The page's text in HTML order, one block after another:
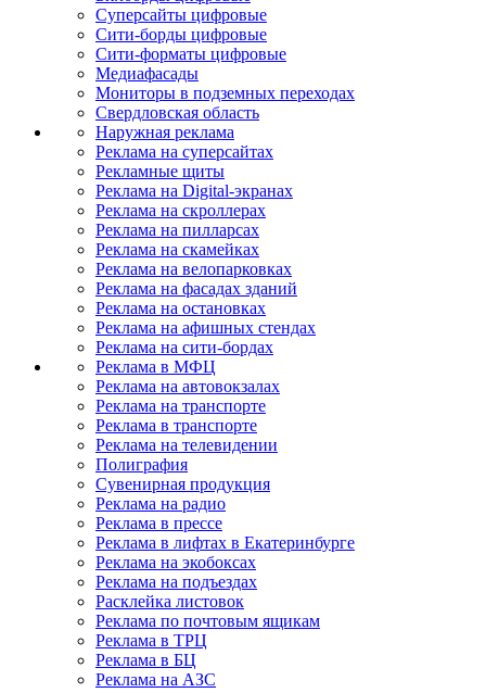
Суперсайты цифровые
Сити-борды цифровые
Сити-форматы цифровые
Медиафасады
Мониторы в подземных переходах
Свердловская область
Наружная реклама
Реклама на суперсайтах
Рекламные щиты
Реклама на Digital-экранах
Реклама на скроллерах
Реклама на пилларсах
Реклама на скамейках
Реклама на велопарковках
Реклама на фасадах зданий
Реклама на остановках
Реклама на афишных стендах
Реклама на сити-бордах
Реклама в МФЦ
Реклама на автовокзалах
Реклама на транспорте
Реклама в транспорте
Реклама на телевидении
Полиграфия
Сувенирная продукция
Реклама на радио
Реклама в прессе
Реклама в лифтах в Екатеринбурге
Реклама на экобоксах
Реклама на подъездах
Расклейка листовок
Реклама по почтовым ящикам
Реклама в ТРЦ
Реклама в БЦ
Реклама на АЗС